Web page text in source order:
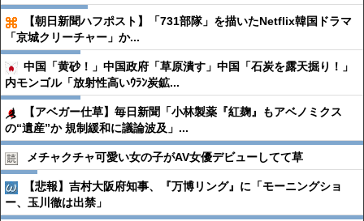
【朝日新聞ハフポスト】「731部隊」を描いたNetflix韓国ドラマ
「京城クリーチャー」か...
中国「黄砂！」中国政府「草原潰す」中国「石炭を露天掘り！」
内モンゴル「放射性高いｳﾗﾝ炭鉱...
【アベガー仕草】毎日新聞「小林製薬『紅麹』もアベノミクス
の“遺産”か 規制緩和に議論波及」...
メチャクチャ可愛い女の子がAV女優デビューしてて草
【悲報】吉村大阪府知事、『万博リング』に「モーニングショ
ー、玉川徹は出禁」